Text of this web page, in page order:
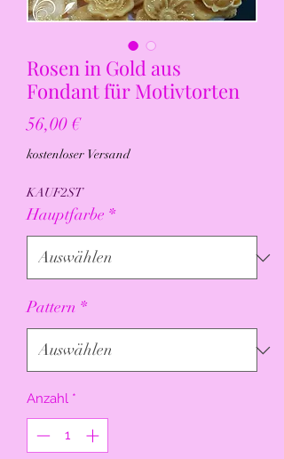
Rosen in Gold aus
Fondant für Motivtorten
56,00 €Preis
kostenloser Versand
KAUF2ST
Hauptfarbe *
Pattern *
Anzahl *